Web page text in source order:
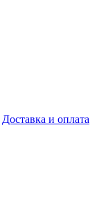
Доставка и оплата